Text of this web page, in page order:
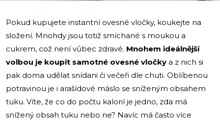
Pokud kupujete instantní ovesné vločky, koukejte na
složení. Mnohdy jsou totiž smíchané s moukou a
cukrem, což není vůbec zdravé. Mnohem ideálnější
volbou je koupit samotné ovesné vločky a z nich si
pak doma udělat snídani či večeři dle chuti. Oblíbenou
potravinou je i arašídové máslo se sníženým obsahem
tuku. Víte, že co do počtu kalorií je jedno, zda má
snížený obsah tuku nebo ne? Navíc má často více